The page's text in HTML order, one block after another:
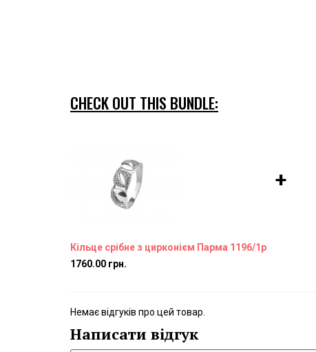
CHECK OUT THIS BUNDLE:
Кільце срібне з цирконієм Парма 1196/1р
1760.00 грн.
+
Немає відгуків про цей товар.
Написати відгук